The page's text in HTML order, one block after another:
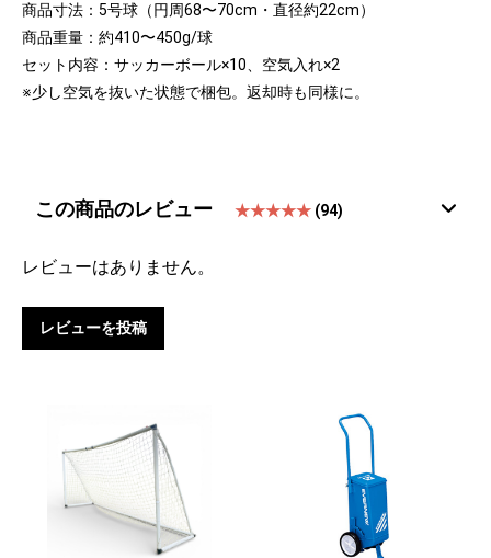
商品寸法：5号球（円周68〜70cm・直径約22cm）
商品重量：約410〜450g/球
セット内容：サッカーボール×10、空気入れ×2
※少し空気を抜いた状態で梱包。返却時も同様に。
この商品のレビュー ★★★★★ (94)
レビューはありません。
レビューを投稿